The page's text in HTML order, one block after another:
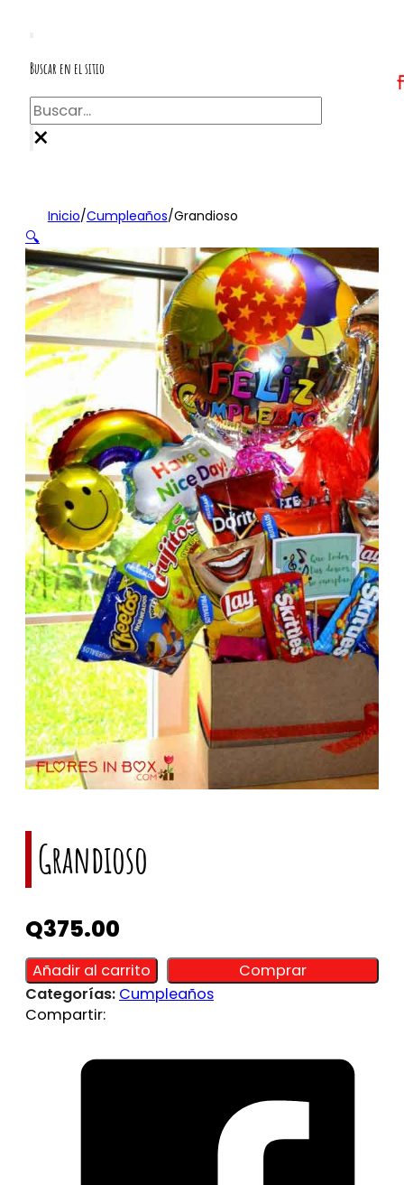
Buscar en el sitio
Buscar
×
Inicio/Cumpleaños/Grandioso
🔍
Grandioso
Q375.00
Añadir al carrito Comprar
Alternative:
Alternative:
Categorías: Cumpleaños
Compartir: